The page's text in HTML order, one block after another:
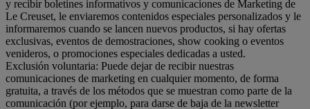
y recibir boletines informativos y comunicaciones de Marketing de
Le Creuset, le enviaremos contenidos especiales personalizados y le
informaremos cuando se lancen nuevos productos, si hay ofertas
exclusivas, eventos de demostraciones, show cooking o eventos
venideros, o promociones especiales dedicadas a usted.
Exclusión voluntaria: Puede dejar de recibir nuestras
comunicaciones de marketing en cualquier momento, de forma
gratuita, a través de los métodos que se muestran como parte de la
comunicación (por ejemplo, para darse de baja de la newsletter